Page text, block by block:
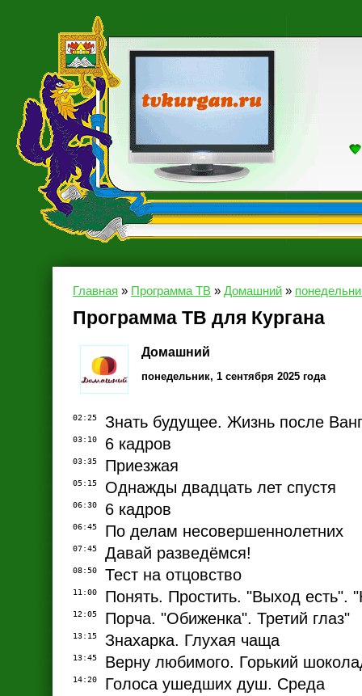
Главная » Программа ТВ » Домашний »
Программа ТВ для Кургана
Домашний
понедельник, 1 сентября 2025 года
02:25 Знать будущее. Жизнь после
03:10 6 кадров
03:35 Приезжая
05:15 Однажды двадцать лет спустя
06:30 6 кадров
06:45 По делам несовершеннолетних
07:45 Давай разведёмся!
08:50 Тест на отцовство
11:00 Понять. Простить. "Выход есть".
12:05 Порча. "Обиженка". Третий глаз"
13:15 Знахарка. Глухая чаща
13:45 Верну любимого. Горький
14:20 Голоса ушедших душ. Среда